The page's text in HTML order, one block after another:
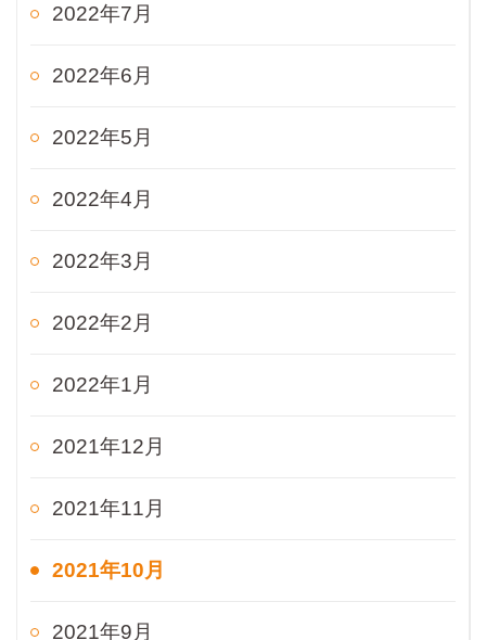
2022年7月
2022年6月
2022年5月
2022年4月
2022年3月
2022年2月
2022年1月
2021年12月
2021年11月
2021年10月
2021年9月